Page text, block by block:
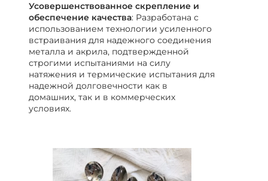
Усовершенствованное скрепление и
обеспечение качества: Разработана с
использованием технологии усиленного
встраивания для надежного соединения
металла и акрила, подтвержденной
строгими испытаниями на силу
натяжения и термические испытания для
надежной долговечности как в
домашних, так и в коммерческих
условиях.